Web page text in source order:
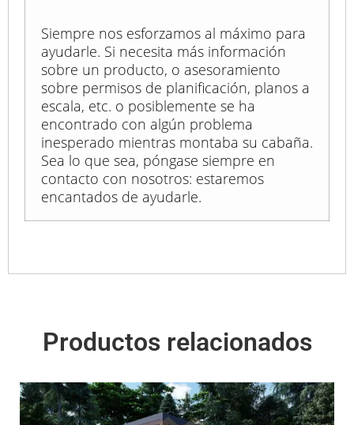
Siempre nos esforzamos al máximo para
ayudarle. Si necesita más información
sobre un producto, o asesoramiento
sobre permisos de planificación, planos a
escala, etc. o posiblemente se ha
encontrado con algún problema
inesperado mientras montaba su cabaña.
Sea lo que sea, póngase siempre en
contacto con nosotros: estaremos
encantados de ayudarle.
Productos relacionados